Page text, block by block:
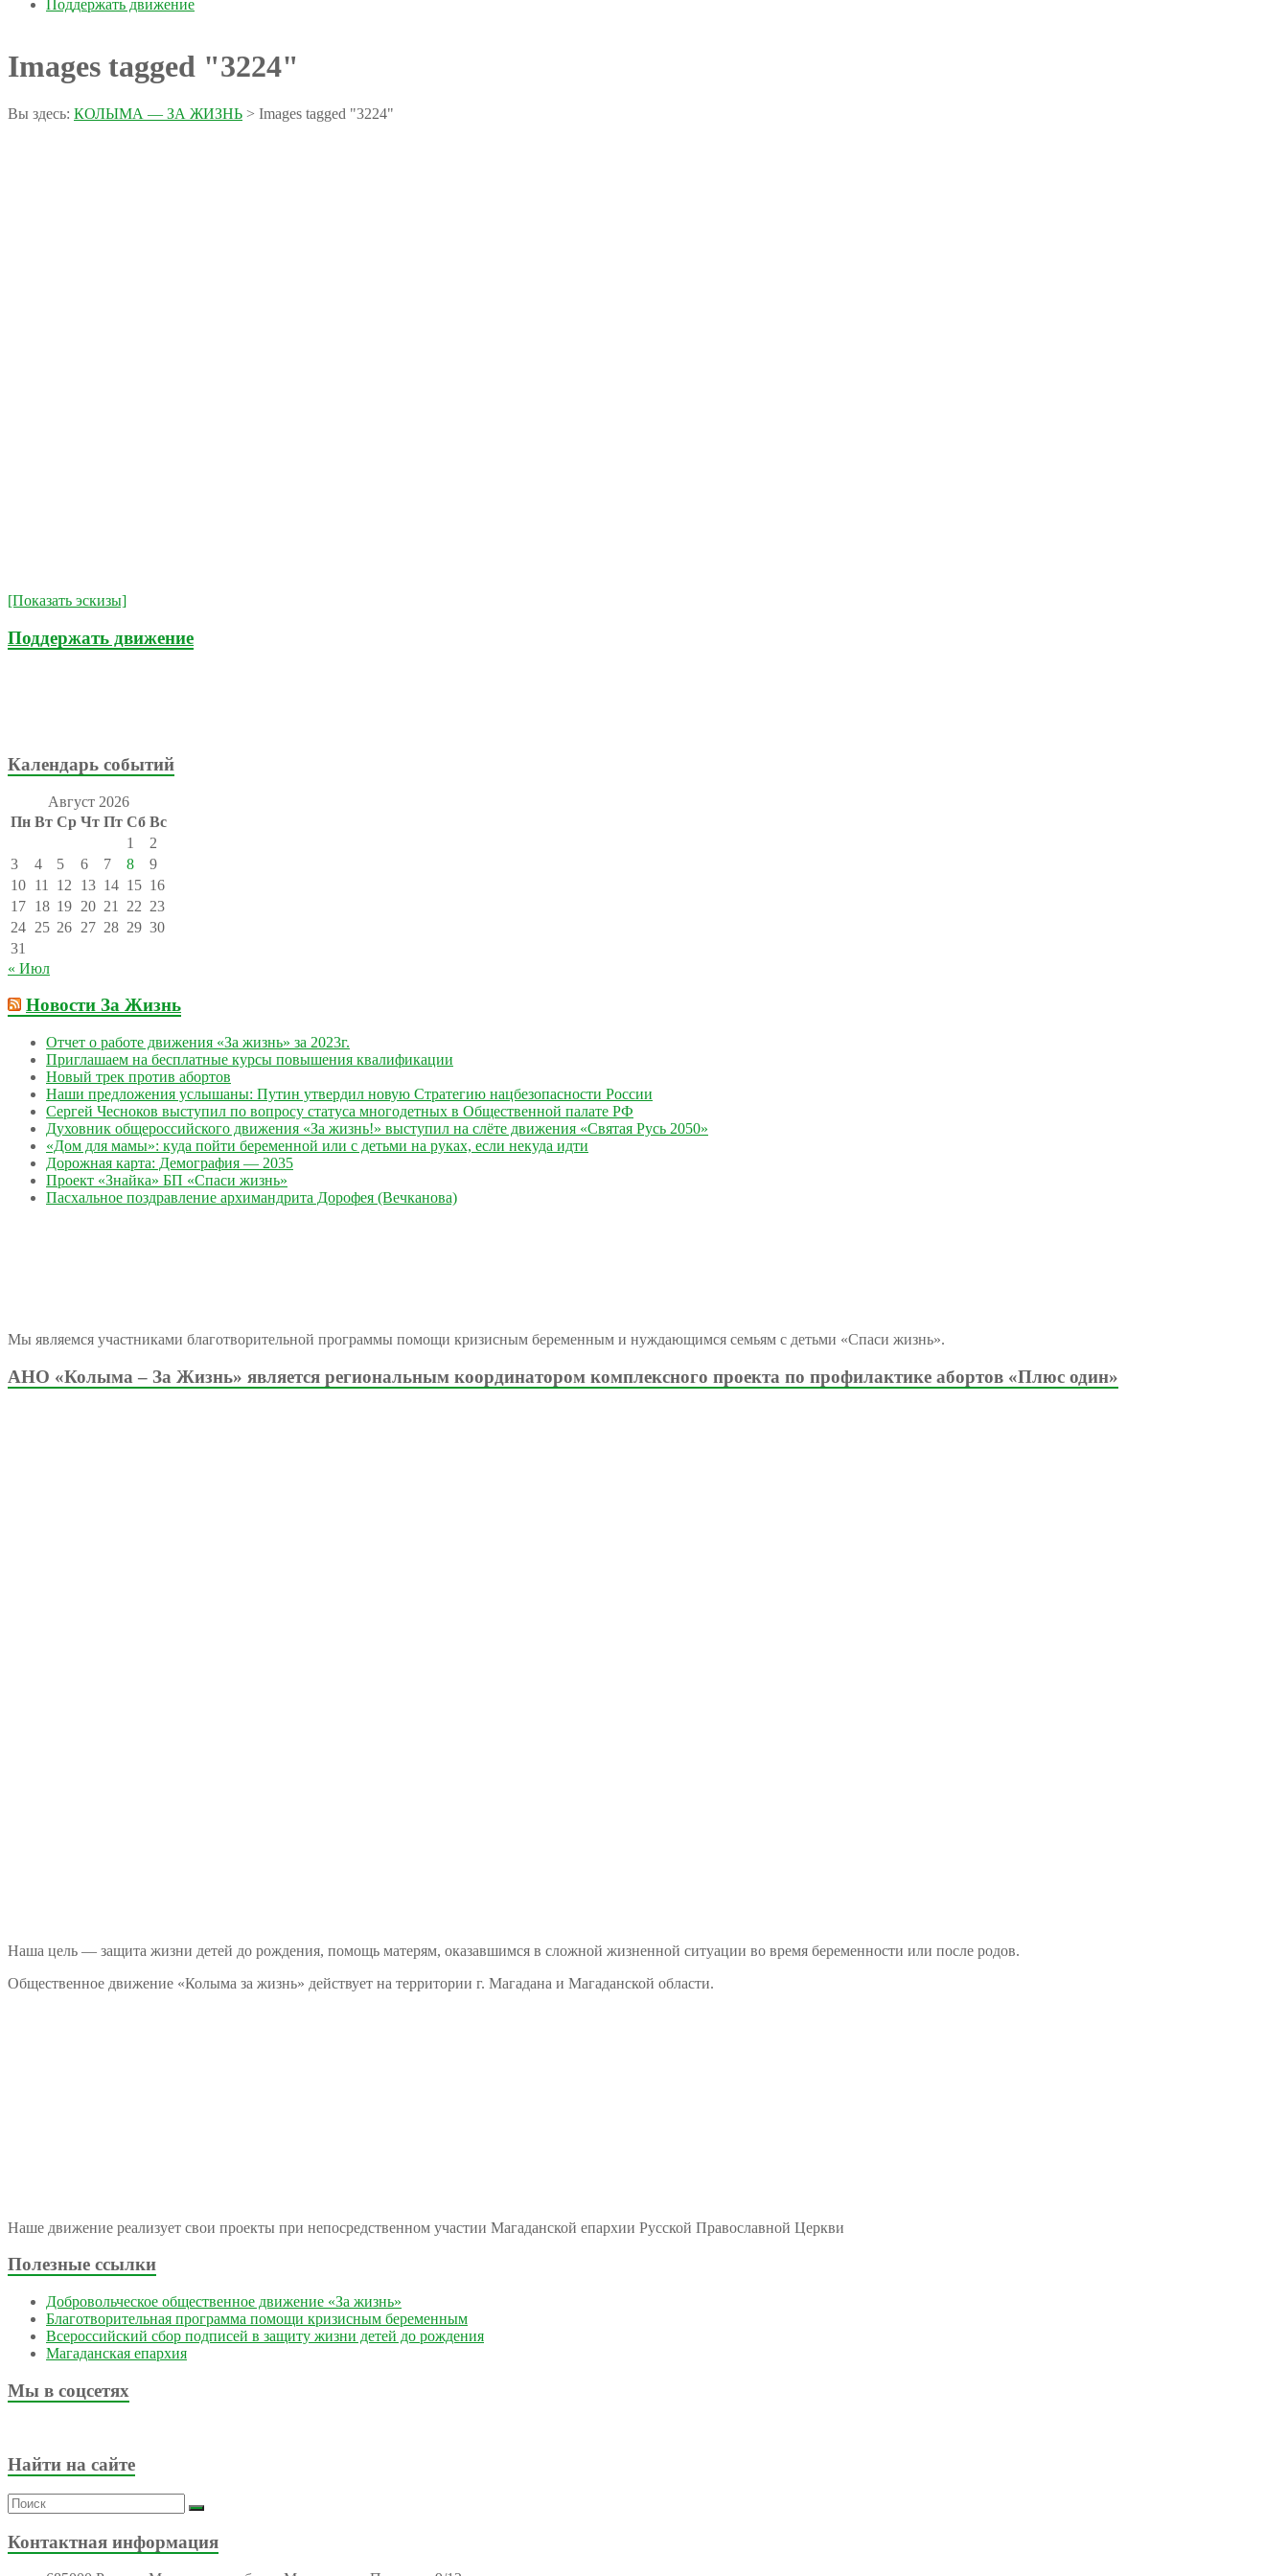
Поддержать движение
Images tagged "3224"
Вы здесь: КОЛЫМА — ЗА ЖИЗНЬ > Images tagged "3224"
[Показать эскизы]
Поддержать движение
Календарь событий
Август 2026
Пн Вт Ср Чт Пт Сб Вс
1
2
3
4 5 6 7 8
9
10 11 12 13 14 15 16
17 18 19 20 21 22 23
24 25 26 27 28 29 30
31
« Июл
Новости За Жизнь
Отчет о работе движения «За жизнь» за 2023г.
Приглашаем на бесплатные курсы повышения квалификации
Новый трек против абортов
Наши предложения услышаны: Путин утвердил новую Стратегию нацбезопасности России
Сергей Чесноков выступил по вопросу статуса многодетных в Общественной палате РФ
Духовник общероссийского движения «За жизнь!» выступил на слёте движения «Святая Русь 2050»
«Дом для мамы»: куда пойти беременной или с детьми на руках, если некуда идти
Дорожная карта: Демография — 2035
Проект «Знайка» БП «Спаси жизнь»
Пасхальное поздравление архимандрита Дорофея (Вечканова)
Мы являемся участниками благотворительной программы помощи кризисным беременным и нуждающимся семьям с детьми «Спаси жизнь».
АНО «Колыма – За Жизнь» является региональным координатором комплексного проекта по профилактике абортов «Плюс один»
Наша цель — защита жизни детей до рождения, помощь матерям, оказавшимся в сложной жизненной ситуации во время беременности или после родов.
Общественное движение «Колыма за жизнь» действует на территории г. Магадана и Магаданской области.
Наше движение реализует свои проекты при непосредственном участии Магаданской епархии Русской Православной Церкви
Полезные ссылки
Добровольческое общественное движение «За жизнь»
Благотворительная программа помощи кризисным беременным
Всероссийский сбор подписей в защиту жизни детей до рождения
Магаданская епархия
Мы в соцсетях
Найти на сайте
Контактная информация